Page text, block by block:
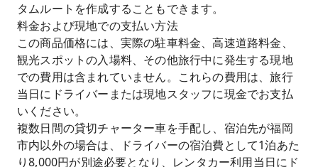
タムルートを作成することもできます。
料金および現地での支払い方法
この商品価格には、実際の駐車料金、高速道路料金、
観光スポットの入場料、その他旅行中に発生する現地
での費用は含まれていません。これらの費用は、旅行
当日にドライバーまたは現地スタッフに現金でお支払
いください。
複数日間の貸切チャーター車を手配し、宿泊先が福岡
市内以外の場合は、ドライバーの宿泊費として1泊あた
り8,000円が別途必要となり、レンタカー利用当日にド